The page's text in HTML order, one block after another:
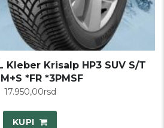
Kleber Krisalp HP3 SUV S/T
*FR *3PMSF
17.950,00rsd
KUPI